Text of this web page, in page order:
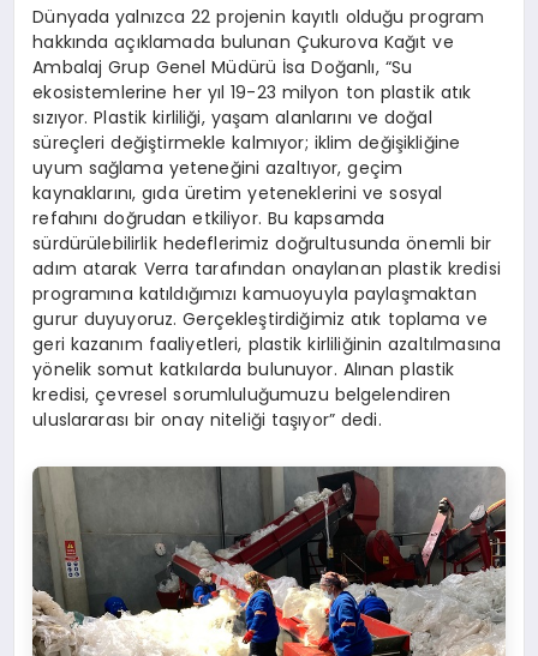
Dünyada yalnızca 22 projenin kayıtlı olduğu program
hakkında açıklamada bulunan Çukurova Kağıt ve
Ambalaj Grup Genel Müdürü İsa Doğanlı, “Su
ekosistemlerine her yıl 19-23 milyon ton plastik atık
sızıyor. Plastik kirliliği, yaşam alanlarını ve doğal
süreçleri değiştirmekle kalmıyor; iklim değişikliğine
uyum sağlama yeteneğini azaltıyor, geçim
kaynaklarını, gıda üretim yeteneklerini ve sosyal
refahını doğrudan etkiliyor. Bu kapsamda
sürdürülebilirlik hedeflerimiz doğrultusunda önemli bir
adım atarak Verra tarafından onaylanan plastik kredisi
programına katıldığımızı kamuoyuyla paylaşmaktan
gurur duyuyoruz. Gerçekleştirdiğimiz atık toplama ve
geri kazanım faaliyetleri, plastik kirliliğinin azaltılmasına
yönelik somut katkılarda bulunuyor. Alınan plastik
kredisi, çevresel sorumluluğumuzu belgelendiren
uluslararası bir onay niteliği taşıyor” dedi.